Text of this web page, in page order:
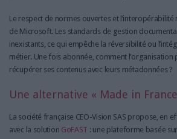
Le respect de normes ouvertes et l’interopérabilité
de Microsoft. Les standards de gestion
inexistants, ce qui empêche la réversibilité ou
métier. Une fois abonnée, comment l’organisation
récupérer ses contenus avec leurs métadonnées ?
Une alternative « Made in
La société française CEO-Vision SAS propose, en
avec la solution GoFAST : une plateforme basée